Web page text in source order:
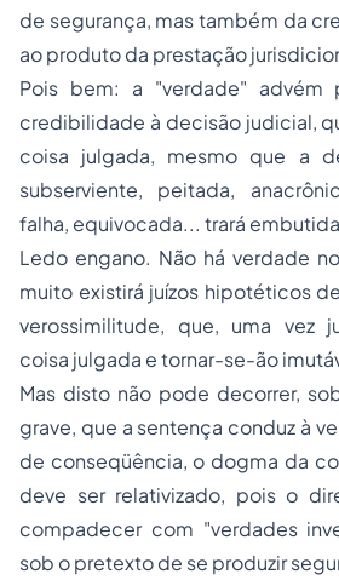
de segurança, mas também da
ao produto da prestação
Pois bem: a "verdade" advém
credibilidade à decisão judicial,
coisa julgada, mesmo que a
subserviente, peitada,
falha, equivocada... trará
Ledo engano. Não há verdade
muito existirá juízos hipotéticos
verossimilitude, que, uma vez
coisa julgada e tornar-se-ão
Mas disto não pode decorrer,
grave, que a sentença conduz à
de conseqüência, o dogma da
deve ser relativizado, pois o
compadecer com "verdades
sob o pretexto de se produzir